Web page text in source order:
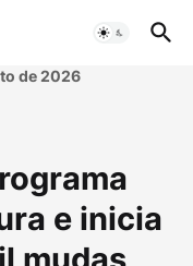
de 2026
e inicia